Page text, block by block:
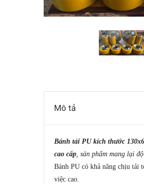
Mô tả
Bánh tải PU kích thước
cao cấp, sản phẩm mang lại
Bánh PU có khả năng chịu tải
việc cao.